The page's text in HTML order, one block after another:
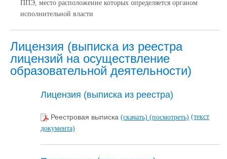
ППЭ, место расположение которых определяется органом
исполнительной власти
Лицензия (выписка из реестра
лицензий на осуществление
образовательной деятельности)
Лицензия (выписка из реестра)
Реестровая выписка (скачать) (посмотреть) (текст
документа)